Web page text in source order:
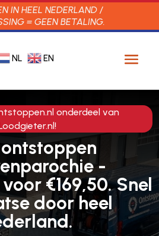
IN HEEL NEDERLAND /
= GEEN BETALING.
NL EN
onderdeel van
-
€169,50. Snel
door heel